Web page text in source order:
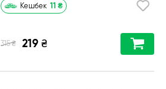
Кешбек 11 ₴
315 ₴ 219 ₴